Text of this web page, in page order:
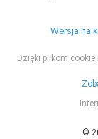
Polsat Sport
Polsat Sport
Polsat Viasat
Polsat Viasat
Wersja na
Dzięki plikom
©